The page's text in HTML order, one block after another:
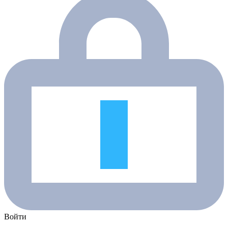
Войти